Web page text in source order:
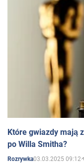
Które gwiazdy mają
po Willa Smitha?
Rozrywka03.03.2025 09:12